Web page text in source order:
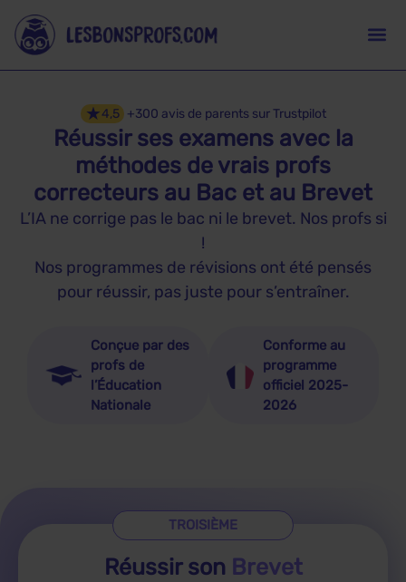
★4,5 +300 avis de parents sur Trustpilot
Réussir ses examens avec la
méthodes de vrais profs
correcteurs au Bac et au Brevet
L’IA ne corrige pas le bac ni le brevet. Nos profs si
!
Nos programmes de révisions ont été pensés
pour réussir, pas juste pour s’entraîner.
Conçue par des
profs de
l’Éducation
Nationale
Conforme au
programme
officiel 2025-
2026
TROISIÈME
Réussir son Brevet